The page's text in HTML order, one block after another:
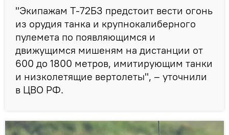
"Экипажам Т-72Б3 предстоит вести огонь
из орудия танка и крупнокалиберного
пулемета по появляющимся и
движущимся мишеням на дистанции от
600 до 1800 метров, имитирующим танки
и низколетящие вертолеты", – уточнили
в ЦВО РФ.